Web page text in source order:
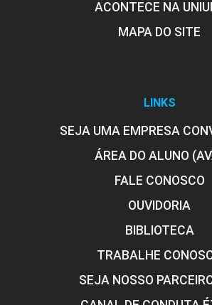
ACONTECE NA
MAPA DO SITE
LINKS
SEJA UMA EMPRESA
ÁREA DO ALUNO
FALE CONOSCO
OUVIDORIA
BIBLIOTECA
TRABALHE
SEJA NOSSO